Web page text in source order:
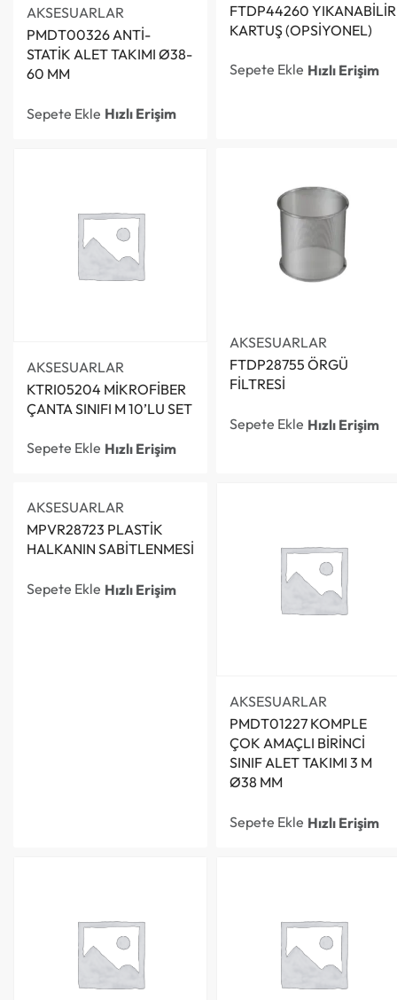
AKSESUARLAR
PMDT00326 ANTİ-
STATİK ALET TAKIMI Ø38-
60 MM
Sepete Ekle Hızlı Erişim
FTDP44260 YIKANABİLİR
KARTUŞ (OPSİYONEL)
Sepete Ekle Hızlı Erişim
AKSESUARLAR
KTRI05204 MİKROFİBER
ÇANTA SINIFI M 10’LU SET
Sepete Ekle Hızlı Erişim
AKSESUARLAR
FTDP28755 ÖRGÜ
FİLTRESİ
Sepete Ekle Hızlı Erişim
AKSESUARLAR
MPVR28723 PLASTİK
HALKANIN SABİTLENMESİ
Sepete Ekle Hızlı Erişim
AKSESUARLAR
PMDT01227 KOMPLE
ÇOK AMAÇLI BİRİNCİ
SINIF ALET TAKIMI 3 M
Ø38 MM
Sepete Ekle Hızlı Erişim